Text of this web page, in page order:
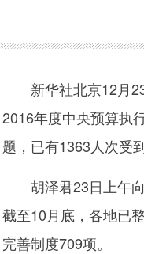
新华社北京12月23
2016年度中央预算执
题，已有1363人次受
胡泽君23日上午向
截至10月底，各地已
完善制度709项。